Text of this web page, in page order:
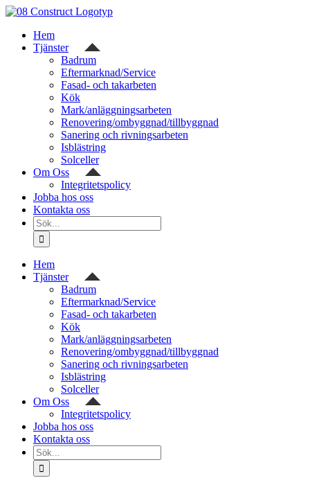
Fortsätt
innehållet
Hem
Tjänster
Badrum
Eftermarknad/Service
Fasad- och takarbeten
Kök
Mark/anläggningsarbeten
Renovering/ombyggnad/tillbyggnad
Sanering och rivningsarbeten
Isblästring
Solceller
Om Oss
Integritetspolicy
Jobba hos oss
Kontakta oss
Sök
efter:
Hem
Tjänster
Badrum
Eftermarknad/Service
Fasad- och takarbeten
Kök
Mark/anläggningsarbeten
Renovering/ombyggnad/tillbyggnad
Sanering och rivningsarbeten
Isblästring
Solceller
Om Oss
Integritetspolicy
Jobba hos oss
Kontakta oss
Sök
efter: